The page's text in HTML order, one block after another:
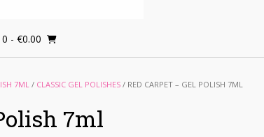
0 - €0.00
7ML / CLASSIC GEL POLISHES / RED CARPET – GEL POLISH 7ML
7ml